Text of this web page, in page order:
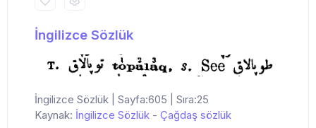
İngilizce Sözlük
İngilizce Sözlük | Sayfa:605 | Sıra:25
Kaynak: İngilizce Sözlük - Çağdaş sözlük